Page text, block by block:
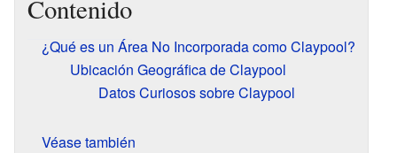
Contenido
¿Qué es un Área No Incorporada como Claypool?
Ubicación Geográfica de Claypool
Datos Curiosos sobre Claypool
Véase también